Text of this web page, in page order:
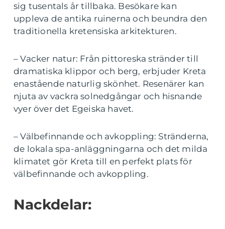
sig tusentals år tillbaka. Besökare kan
uppleva de antika ruinerna och beundra den
traditionella kretensiska arkitekturen.
– Vacker natur: Från pittoreska stränder till
dramatiska klippor och berg, erbjuder Kreta
enastående naturlig skönhet. Resenärer kan
njuta av vackra solnedgångar och hisnande
vyer över det Egeiska havet.
– Välbefinnande och avkoppling: Stränderna,
de lokala spa-anläggningarna och det milda
klimatet gör Kreta till en perfekt plats för
välbefinnande och avkoppling.
Nackdelar: